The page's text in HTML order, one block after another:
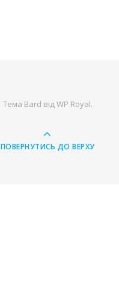
Тема Bard відWP Royal.
ПОВЕРНУТИСЬ ДО ВЕРХУ